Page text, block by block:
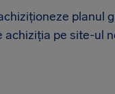
planul
pe site-ul